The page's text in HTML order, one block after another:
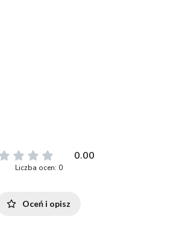
0.00
Liczba ocen: 0
Oceń i opisz